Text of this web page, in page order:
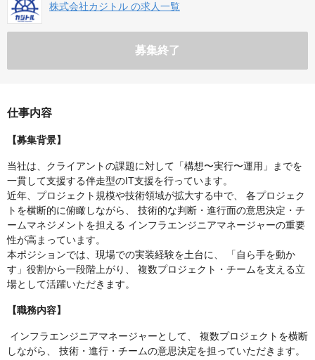
株式会社カジトル の求人一覧
募集終了
仕事内容
【募集背景】
当社は、クライアントの課題に対して「構想〜実行〜運用」までを
一貫して支援する伴走型のIT支援を行っています。
近年、プロジェクト規模や技術領域が拡大する中で、 各プロジェク
トを横断的に俯瞰しながら、 技術的な判断・進行面の意思決定・チ
ームマネジメントを担える インフラエンジニアマネージャーの重要
性が高まっています。
本ポジションでは、現場での実装経験を土台に、 「自ら手を動か
す」役割から一段階上がり、 複数プロジェクト・チームを支える立
場として活躍いただきます。
【職務内容】
インフラエンジニアマネージャーとして、 複数プロジェクトを横断
しながら、 技術・進行・チームの意思決定を担っていただきます。